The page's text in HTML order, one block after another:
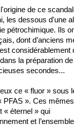
de ce
les dessous d'une
pétrochimique. Ils
dont d’anciens
considérablement
la préparation
secondes...
ce « fluor » sous
PFAS ». Ces mêmes
« éternel » qui
et